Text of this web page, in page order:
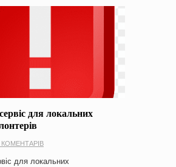
для локальних
КОМЕНТАРІВ
для локальних